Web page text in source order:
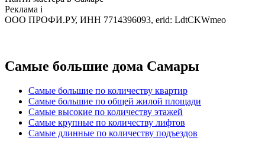
Реклама i
ООО ПРОФИ.РУ, ИНН 7714396093, erid: LdtCKWmeo
Самые большие дома Самары
Самые большие по количеству квартир
Самые большие по общей жилой площади
Самые высокие по количеству этажей
Самые крупные по количеству лифтов
Самые длинные по количеству подъездов